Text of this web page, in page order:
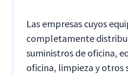
Las empresas cuyos
completamente
suministros de oficina,
oficina, limpieza y otros